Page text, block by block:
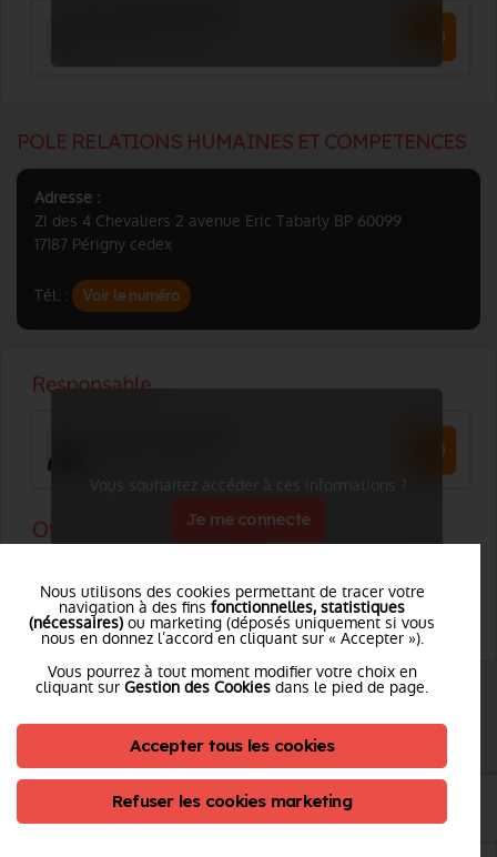
POLE RELATIONS HUMAINES ET COMPETENCES
Adresse :
ZI des 4 Chevaliers 2 avenue Eric Tabarly BP 60099
17187 Périgny cedex
Tél. : Voir le numéro
Vous souhaitez accéder à ces informations ?
Je me connecte
SERVICE DEVELOPPEMENT DES COMPETENCES
Voir le numéro
Nous utilisons des cookies permettant de tracer votre
navigation à des fins fonctionnelles, statistiques
(nécessaires) ou marketing (déposés uniquement si vous
nous en donnez l’accord en cliquant sur « Accepter »).
Vous pourrez à tout moment modifier votre choix en
cliquant sur Gestion des Cookies dans le pied de page.
Accepter tous les cookies
Refuser les cookies marketing